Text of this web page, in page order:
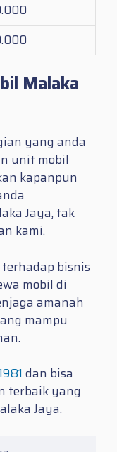
Malaka
yang anda
unit mobil
kapanpun
Jaya, tak
kami.
bisnis
mobil di
amanah
mampu
dan bisa
terbaik yang
Jaya.